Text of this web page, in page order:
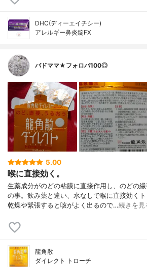
DHC(ディーエイチシー)
アレルギー鼻炎錠FX
バドママ★フォロバ100◎
5.00
喉に直接効く。
生薬成分がのどの粘膜に直接作用し、のどの
の事。飲み薬と違い、水なしで喉に直接効くト
乾燥や緊張すると咳がよく出るので…続きを見
龍角散
ダイレクト トローチ